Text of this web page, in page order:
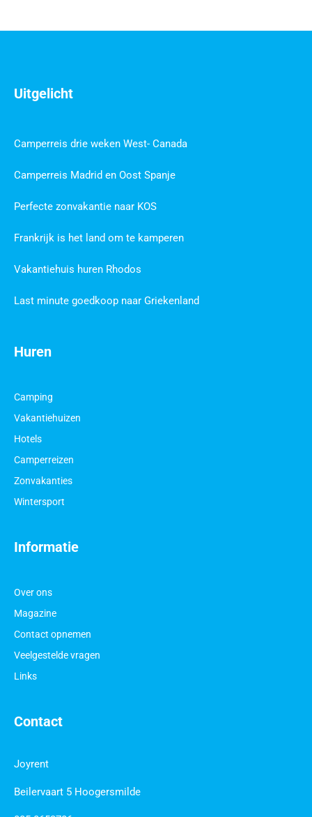
Contact
Joyrent
Beilervaart 5 Hoogersmilde
Informatie
Over ons
Magazine
Contact opnemen
Veelgestelde vragen
Links
Huren
Camping
Vakantiehuizen
Hotels
Camperreizen
Zonvakanties
Wintersport
Uitgelicht
Camperreis drie weken West- Canada
Camperreis Madrid en Oost Spanje
Perfecte zonvakantie naar KOS
Frankrijk is het land om te kamperen
Vakantiehuis huren Rhodos
Last minute goedkoop naar Griekenland